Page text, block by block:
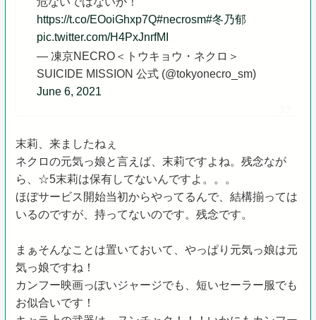
https://t.co/EOoiGhxp7Q#necrosm#冬乃郁
pic.twitter.com/H4PxJnrfMI
— 凍京NECRO＜トウキョウ・ネクロ＞
SUICIDE MISSION 公式 (@tokyonecro_sm)
June 6, 2021
末莉、来ましたねぇ
ネクロの元気っ娘と言えば、末莉ですよね。残念なが
ら、☆5末莉は保有してないんですよ。。。
ほぼサービス開始当初からやってるんで、結構揃っては
いるのですが、持ってないのです。残念です。
まぁそんなことは置いておいて、やっぱり元気っ娘は元
気っ娘ですね！
カンフー映画っぽいジャージでも、短いセーラー服でも
お似合いです！